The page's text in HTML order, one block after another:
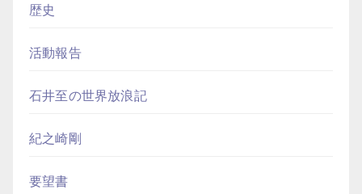
歴史
活動報告
石井至の世界放浪記
紀之崎剛
要望書